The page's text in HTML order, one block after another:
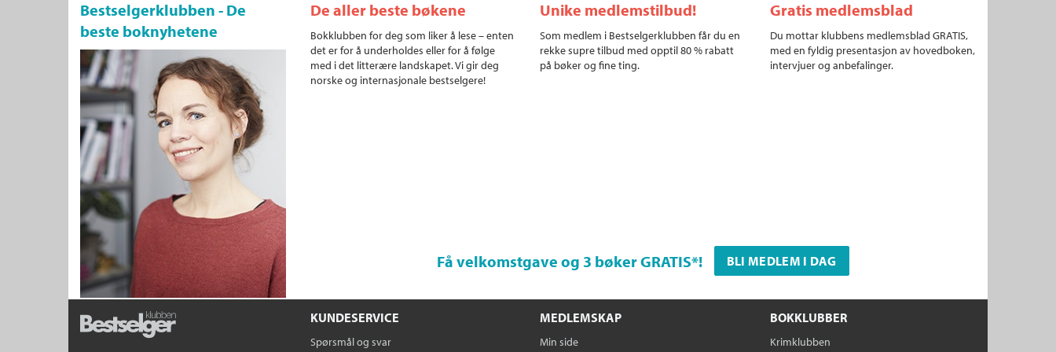
Bestselgerklubben - De
beste boknyhetene
De aller beste bøkene
Bokklubben for deg som liker å lese – enten
det er for å underholdes eller for å følge
med i det litterære landskapet. Vi gir deg
norske og internasjonale bestselgere!
Unike medlemstilbud!
Som medlem i Bestselgerklubben får du en
rekke supre tilbud med opptil 80 % rabatt
på bøker og fine ting.
Gratis medlemsblad
Du mottar klubbens medlemsblad GRATIS,
med en fyldig presentasjon av hovedboken,
intervjuer og anbefalinger.
Få velkomstgave og 3 bøker GRATIS*! BLI MEDLEM I DAG
KUNDESERVICE
Spørsmål og svar
MEDLEMSKAP
Min side
BOKKLUBBER
Krimklubben